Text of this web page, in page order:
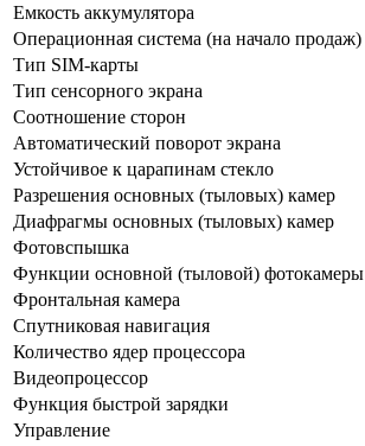
Емкость аккумулятора
Операционная система (на начало продаж)
Тип SIM-карты
Тип сенсорного экрана
Соотношение сторон
Автоматический поворот экрана
Устойчивое к царапинам стекло
Разрешения основных (тыловых) камер
Диафрагмы основных (тыловых) камер
Фотовспышка
Функции основной (тыловой) фотокамеры
Фронтальная камера
Спутниковая навигация
Количество ядер процессора
Видеопроцессор
Функция быстрой зарядки
Управление